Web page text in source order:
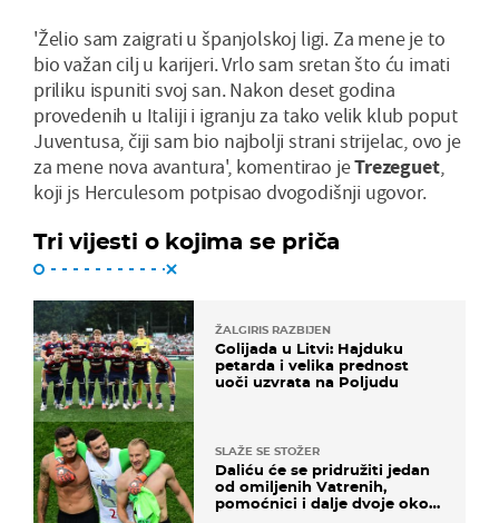
'Želio sam zaigrati u španjolskoj ligi. Za mene je to
bio važan cilj u karijeri. Vrlo sam sretan što ću imati
priliku ispuniti svoj san. Nakon deset godina
provedenih u Italiji i igranju za tako velik klub poput
Juventusa, čiji sam bio najbolji strani strijelac, ovo je
za mene nova avantura', komentirao jeTrezeguet,
koji js Herculesom potpisao dvogodišnji ugovor.
Tri vijesti o kojima se priča
ŽALGIRIS RAZBIJEN
Golijada u Litvi: Hajduku
petarda i velika prednost
uoči uzvrata na Poljudu
SLAŽE SE STOŽER
Daliću će se pridružiti jedan
od omiljenih Vatrenih,
pomoćnici i dalje dvoje oko